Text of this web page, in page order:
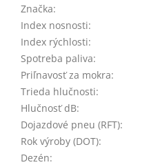
Značka:
Index nosnosti:
Index rýchlosti:
Spotreba paliva:
Priľnavosť za mokra:
Trieda hlučnosti:
Hlučnosť dB:
Dojazdové pneu (RFT):
Rok výroby (DOT):
Dezén: